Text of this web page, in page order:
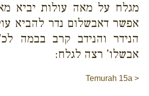
מגלח על מאה עולות יביא
אפשר דאבשלום נדר להביא
הנידר והנידב קרב בבמה
אבשלו' רצה לגלח:
Temurah 15a >